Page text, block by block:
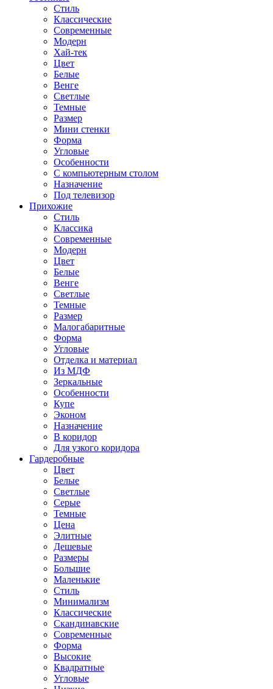
Стиль
Классические
Современные
Модерн
Хай-тек
Цвет
Белые
Венге
Светлые
Темные
Размер
Мини стенки
Форма
Угловые
Особенности
С компьютерным столом
Назначение
Под телевизор
Прихожие
Стиль
Классика
Современные
Модерн
Цвет
Белые
Венге
Светлые
Темные
Размер
Малогабаритные
Форма
Угловые
Отделка и материал
Из МДФ
Зеркальные
Особенности
Купе
Эконом
Назначение
В коридор
Для узкого коридора
Гардеробные
Цвет
Белые
Светлые
Серые
Темные
Цена
Элитные
Дешевые
Размеры
Большие
Маленькие
Стиль
Минимализм
Классические
Скандинавские
Современные
Форма
Высокие
Квадратные
Угловые